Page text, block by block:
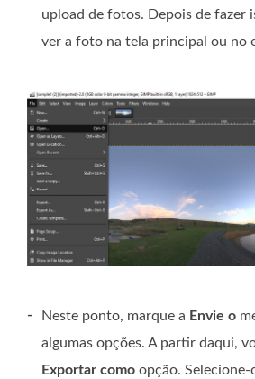
upload de fotos. Depois de fazer
ver a foto na tela principal ou no
- Neste ponto, marque a Envie o
algumas opções. A partir daqui,
Exportar como opção. Selecione-